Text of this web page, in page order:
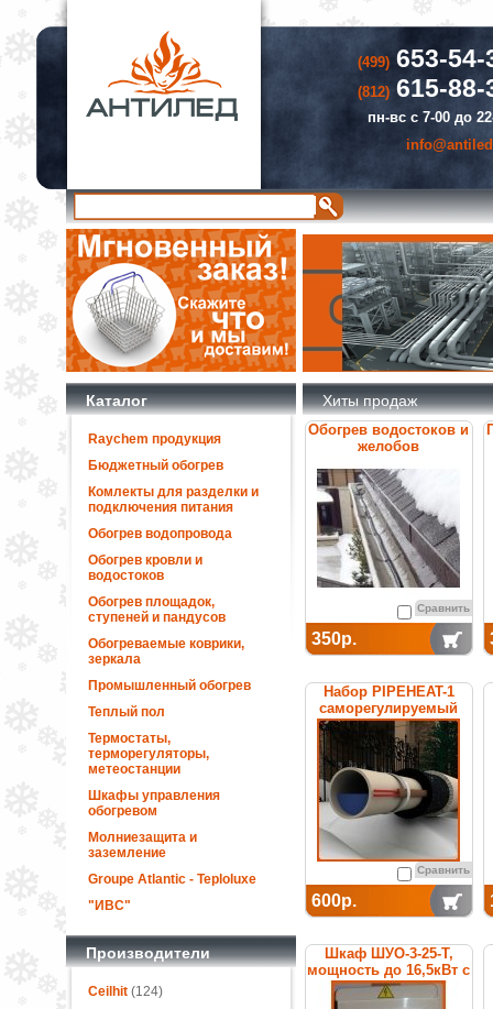
(499)653-54-
(812)615-88-
пн-вс с 7-00 до
Каталог
Raychem продукция
Бюджетный обогрев
Комлекты для разделки и
подключения питания
Обогрев водопровода
Обогрев кровли и
водостоков
Обогрев площадок,
ступеней и пандусов
Обогреваемые коврики,
зеркала
Промышленный обогрев
Теплый пол
Термостаты,
терморегуляторы,
метеостанции
Шкафы управления
обогревом
Молниезащита и
заземление
Groupe Atlantic - Teploluxe
"ИВС"
Производители
Ceilhit(124)
Хиты продаж
Обогрев водостоков и
желобов
Сравнить
350р.
Набор PIPEHEAT-1
саморегулируемый
для обогрева
пластиковых труб
Сравнить
600р.
Шкаф ШУО-3-25-T,
мощность до 16,5кВт с
термостатом